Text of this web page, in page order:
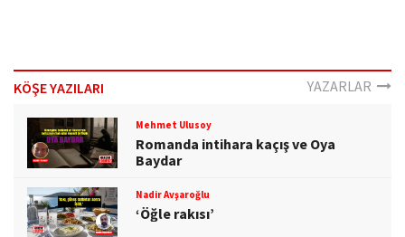
KÖŞE YAZILARI YAZARLAR
Mehmet Ulusoy
Romanda intihara kaçış ve Oya
Baydar
Nadir Avşaroğlu
‘Öğle rakısı’